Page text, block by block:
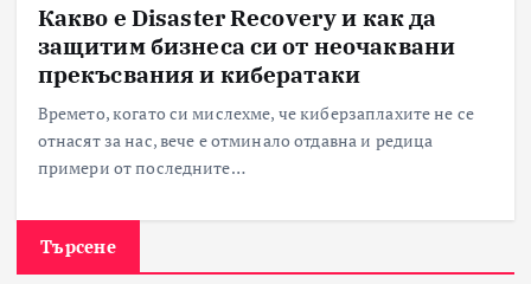
Какво е Disaster Recovery и как да
защитим бизнеса си от неочаквани
прекъсвания и кибератаки
Времето, когато си мислехме, че киберзаплахите не се
отнасят за нас, вече е отминало отдавна и редица
примери от последните…
Търсене